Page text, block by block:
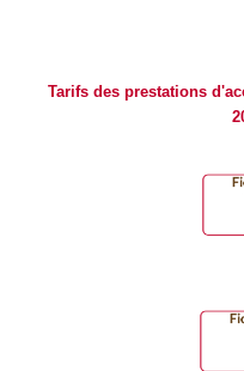
Tarifs des prestations